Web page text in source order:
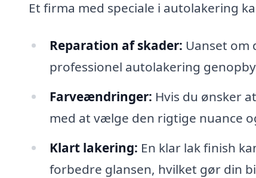
Et firma med speciale i autolakering
Reparation af skader: Uanset om
professionel autolakering
Farveændringer: Hvis du ønsker
med at vælge den rigtige nuance
Klart lakering: En klar lak finish
forbedre glansen, hvilket gør din